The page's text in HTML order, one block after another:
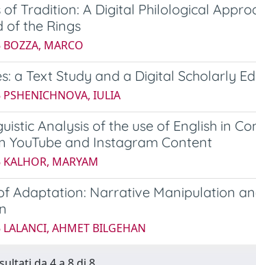
of Tradition: A Digital Philological
of the Rings
MARCO
a Text Study and a Digital Scholarly
IULIA
Analysis of the use of English in
YouTube and Instagram Content
MARYAM
Adaptation: Narrative Manipulation
AHMET BILGEHAN